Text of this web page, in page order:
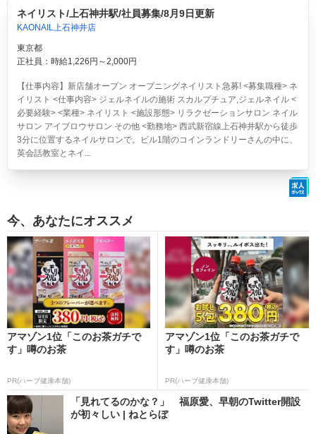
ネイリスト/上石神井駅/社員募集/8月9日更新
KAONAIL上石神井店
東京都
正社員：時給1,226円～2,000円
【仕事内容】新店舗オープン オープニングネイリスト急募! <募集職種> ネ
イリスト <仕事内容> ジェルネイルの施術 スカルプチュア,ジェルネイル <
必要経験> <業種> ネイリスト <施設形態> リラクゼーションサロン ネイル
サロン アイブロウサロン その他 <勤務地> 西武新宿線上石神井駅から徒歩
3分に位置するネイルサロンで。ビル1階のコインランドリーさんの中に、
英会話教室とネイ...
今、あなたにオススメ
アマゾン1位「このお茶ガチで
す」噂のお茶
PR(ハーブ健康本舗)
アマゾン1位「このお茶ガチで
す」噂のお茶
PR(ハーブ健康本舗)
「見れてるのかな？」 福原愛、早朝のTwitter開設
が初々しい | ねとらぼ